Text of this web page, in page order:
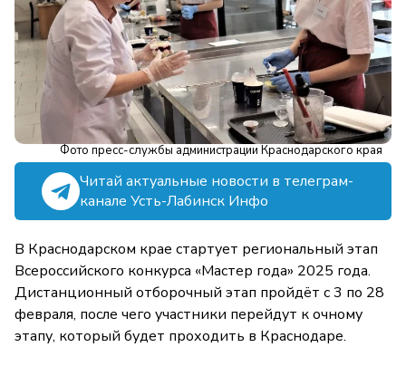
Фото пресс-службы администрации Краснодарского края
Читай актуальные новости в телеграм-
канале Усть-Лабинск Инфо
В Краснодарском крае стартует региональный этап
Всероссийского конкурса «Мастер года» 2025 года.
Дистанционный отборочный этап пройдёт с 3 по 28
февраля, после чего участники перейдут к очному
этапу, который будет проходить в Краснодаре.